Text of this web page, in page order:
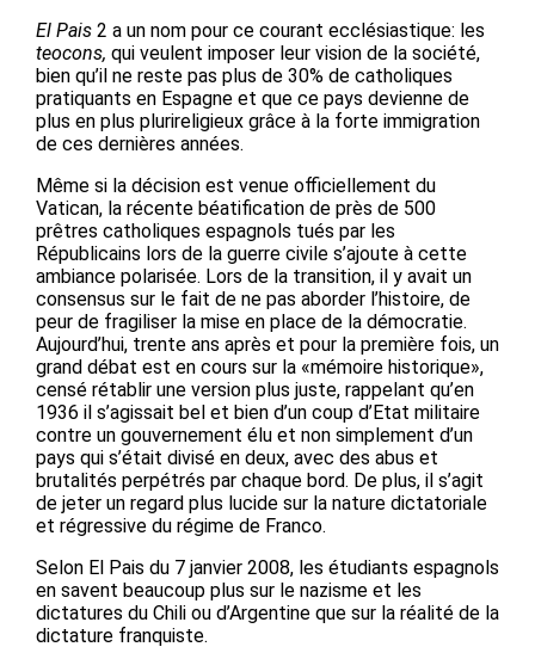
El Pais 2 a un nom pour ce courant ecclésiastique: les
teocons, qui veulent imposer leur vision de la société,
bien qu’il ne reste pas plus de 30% de catholiques
pratiquants en Espagne et que ce pays devienne de
plus en plus plurireligieux grâce à la forte immigration
de ces dernières années.
Même si la décision est venue officiellement du
Vatican, la récente béatification de près de 500
prêtres catholiques espagnols tués par les
Républicains lors de la guerre civile s’ajoute à cette
ambiance polarisée. Lors de la transition, il y avait un
consensus sur le fait de ne pas aborder l’histoire, de
peur de fragiliser la mise en place de la démocratie.
Aujourd’hui, trente ans après et pour la première fois, un
grand débat est en cours sur la «mémoire historique»,
censé rétablir une version plus juste, rappelant qu’en
1936 il s’agissait bel et bien d’un coup d’Etat militaire
contre un gouvernement élu et non simplement d’un
pays qui s’était divisé en deux, avec des abus et
brutalités perpétrés par chaque bord. De plus, il s’agit
de jeter un regard plus lucide sur la nature dictatoriale
et régressive du régime de Franco.
Selon El Pais du 7 janvier 2008, les étudiants espagnols
en savent beaucoup plus sur le nazisme et les
dictatures du Chili ou d’Argentine que sur la réalité de la
dictature franquiste.